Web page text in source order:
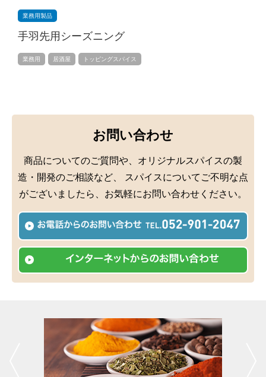
業務用製品
手羽先用シーズニング
業務用 居酒屋 トッピングスパイス
お問い合わせ
商品についてのご質問や、オリジナルスパイスの製
造・開発のご相談など、
スパイスについてご不明な点
がございましたら、お気軽にお問い合わせください。